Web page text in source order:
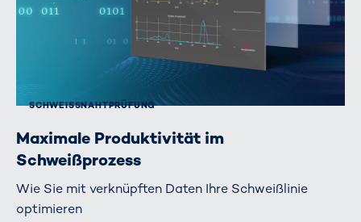
SCHWEISSNAHTPRÜFUNG
Maximale Produktivität im
Schweißprozess
Wie Sie mit verknüpften Daten Ihre Schweißlinie
optimieren